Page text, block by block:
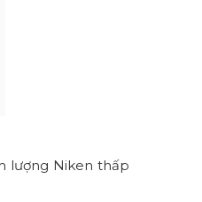
lượng Niken thấp